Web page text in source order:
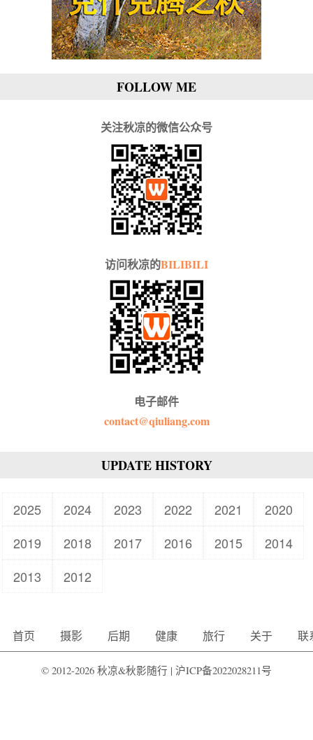
FOLLOW ME
关注秋凉的微信公众号
访问秋凉的BILIBILI
电子邮件
contact@qiuliang.com
UPDATE HISTORY
2025 2024 2023 2022 2021
2020
2019
2018 2017 2016 2015
2014
2013
2012
首页 摄影 后期 健康 旅行 关于 联
© 2012-2026 秋凉&秋影随行 | 沪ICP备2022028211号